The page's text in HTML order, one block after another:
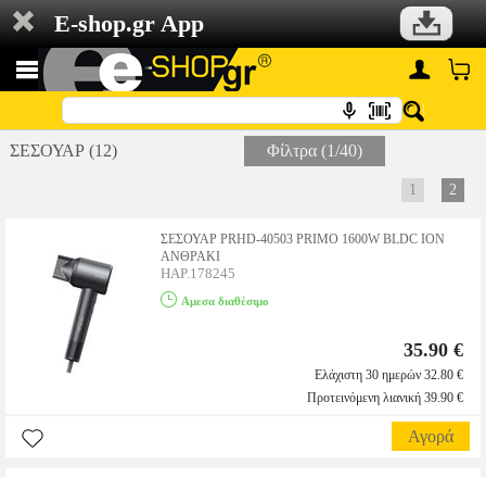
E-shop.gr App
ΣΕΣΟΥΑΡ (12) Φίλτρα (1/40)
1 2
ΣΕΣΟΥΑΡ PRHD-40503 PRIMO 1600W BLDC ION
ΑΝΘΡΑΚΙ
HAP.178245
Αμεσα διαθέσιμο
35.90 €
Ελάχιστη 30 ημερών 32.80 €
Προτεινόμενη λιανική 39.90 €
Αγορά